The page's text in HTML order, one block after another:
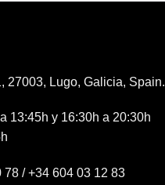
27003, Lugo, Galicia, Spain.
13:45h y 16:30h a 20:30h
78 /+34 604 03 12 83